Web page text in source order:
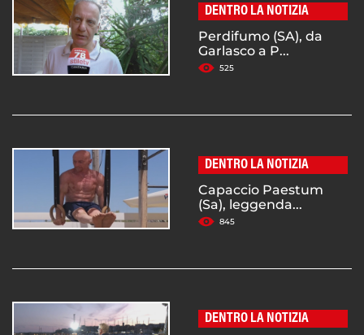
DENTRO LA NOTIZIA
Perdifumo (SA), da
Garlasco a P...
525
DENTRO LA NOTIZIA
Capaccio Paestum
(Sa), leggenda...
845
DENTRO LA NOTIZIA